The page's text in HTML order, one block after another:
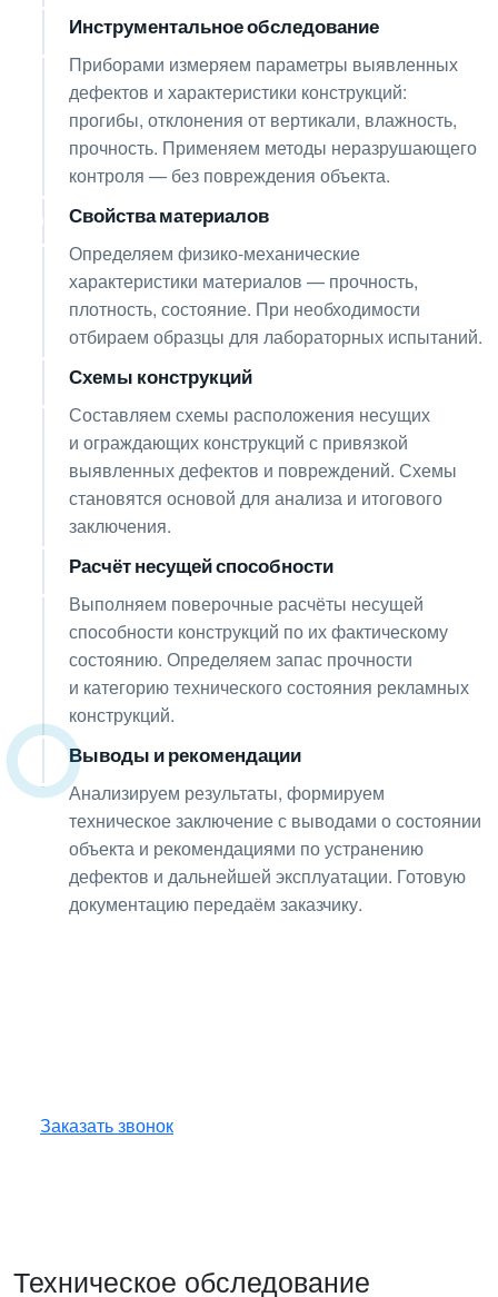
Инструментальное обследование
Приборами измеряем параметры выявленных
дефектов и характеристики конструкций:
прогибы, отклонения от вертикали, влажность,
прочность. Применяем методы неразрушающего
контроля — без повреждения объекта.
05 Свойства материалов
Определяем физико-механические
характеристики материалов — прочность,
плотность, состояние. При необходимости
отбираем образцы для лабораторных испытаний.
Схемы конструкций
Составляем схемы расположения несущих
и ограждающих конструкций с привязкой
выявленных дефектов и повреждений. Схемы
становятся основой для анализа и итогового
заключения.
Расчёт несущей способности
Выполняем поверочные расчёты несущей
способности конструкций по их фактическому
состоянию. Определяем запас прочности
и категорию технического состояния рекламных
конструкций.
Выводы и рекомендации
Анализируем результаты, формируем
техническое заключение с выводами о состоянии
объекта и рекомендациями по устранению
дефектов и дальнейшей эксплуатации. Готовую
документацию передаём заказчику.
Заказать звонок
Техническое обследование